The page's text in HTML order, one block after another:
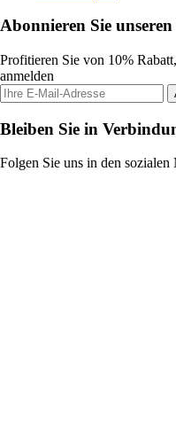
Abonnieren Sie
Profitieren Sie von 10%
anmelden
Bleiben Sie in
Folgen Sie uns in den sozialen